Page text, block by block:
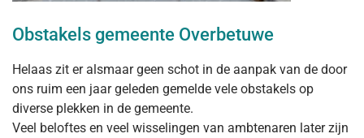
Obstakels gemeente Overbetuwe
Helaas zit er alsmaar geen schot in de aanpak van de door
ons ruim een jaar geleden gemelde vele obstakels op
diverse plekken in de gemeente.
Veel beloftes en veel wisselingen van ambtenaren later zijn